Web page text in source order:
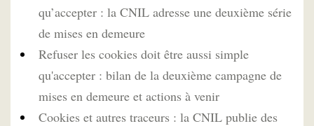
qu’accepter : la CNIL adresse une deuxième série
de mises en demeure
Refuser les cookies doit être aussi simple
qu'accepter : bilan de la deuxième campagne de
mises en demeure et actions à venir
Cookies et autres traceurs : la CNIL publie des